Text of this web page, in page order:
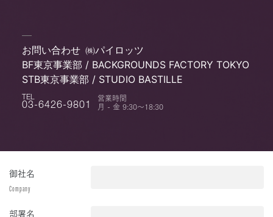
お問い合わせ ㈱パイロッツ
BF東京事業部 / BACKGROUNDS FACTORY TOKYO
STB東京事業部 / STUDIO BASTILLE
TEL
03-6426-9801
営業時間
月 - 金 9:30〜18:30
御社名
Company
部署名